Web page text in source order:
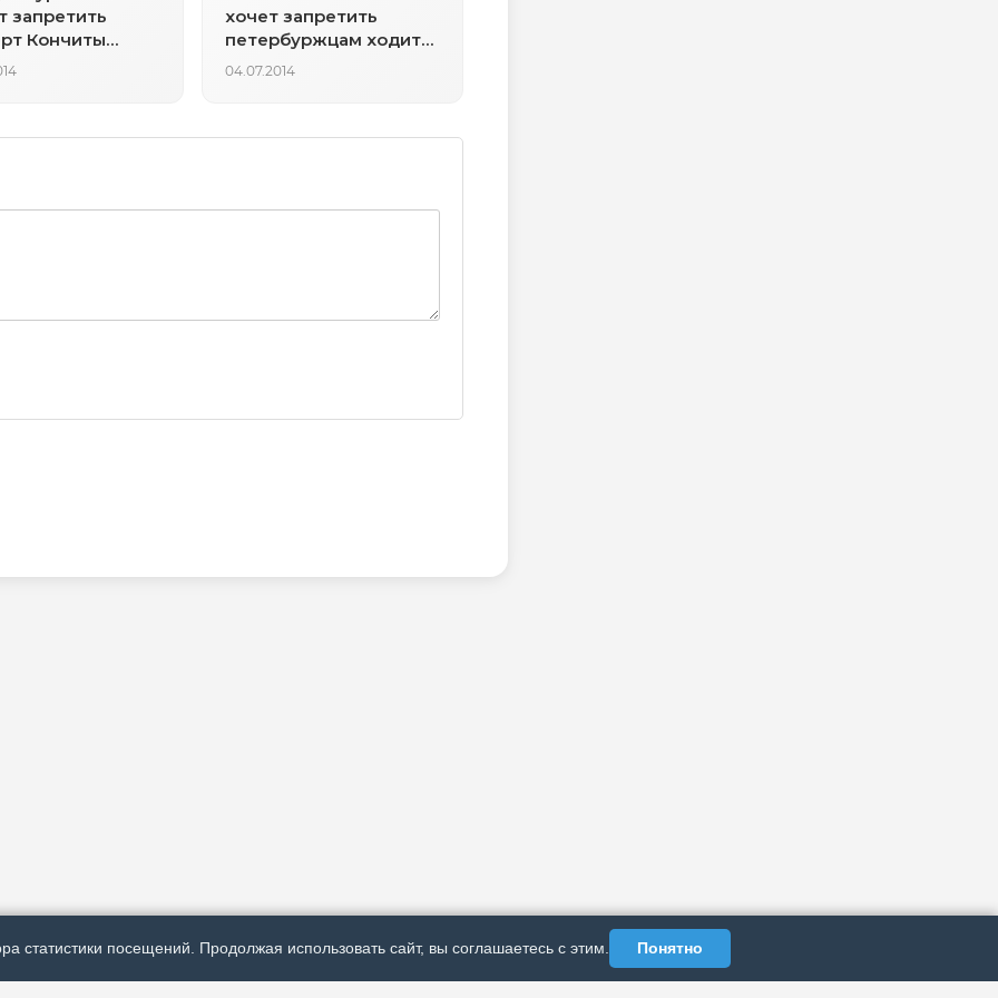
запретить
Кончиты
России
хочет запретить
петербуржцам ходить
с голым торсом
04.07.2014
статистики посещений. Продолжая использовать сайт, вы соглашаетесь с этим. Понятно